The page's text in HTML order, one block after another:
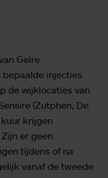
Gelre
bepaalde injecties
de wijklocaties van
(Zutphen, De
krijgen
er geen
tijdens of na
vanaf de tweede